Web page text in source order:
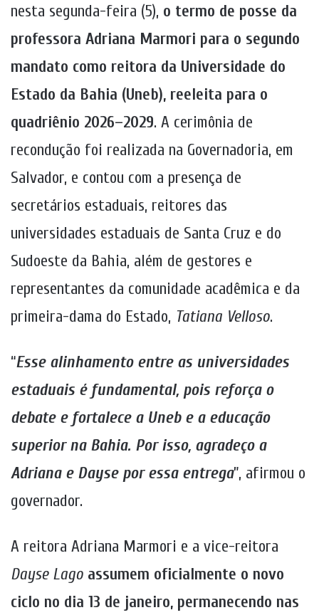
nesta segunda-feira (5), o termo de posse da
professora Adriana Marmori para o segundo
mandato como reitora da Universidade do
Estado da Bahia (Uneb), reeleita para o
quadriênio 2026–2029. A cerimônia de
recondução foi realizada na Governadoria, em
Salvador, e contou com a presença de
secretários estaduais, reitores das
universidades estaduais de Santa Cruz e do
Sudoeste da Bahia, além de gestores e
representantes da comunidade acadêmica e da
primeira-dama do Estado, Tatiana Velloso.
“Esse alinhamento entre as universidades
estaduais é fundamental, pois reforça o
debate e fortalece a Uneb e a educação
superior na Bahia. Por isso, agradeço a
Adriana e Dayse por essa entrega”, afirmou o
governador.
A reitora Adriana Marmori e a vice-reitora
Dayse Lago assumem oficialmente o novo
ciclo no dia 13 de janeiro, permanecendo nas